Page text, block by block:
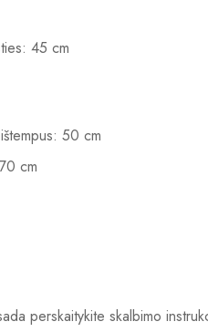
45 cm
50 cm
cm
perskaitykite skalbimo